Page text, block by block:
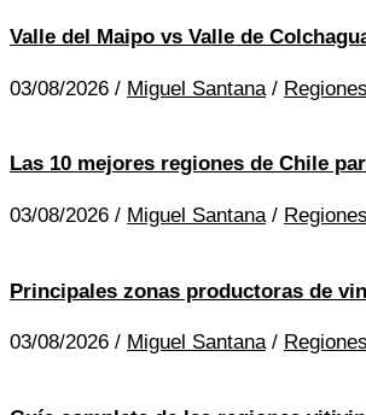
Valle del Maipo vs Valle de
03/08/2026 / Miguel Santana /
Las 10 mejores regiones de Chile
03/08/2026 / Miguel Santana/
Principales zonas productoras de
03/08/2026 / Miguel Santana/